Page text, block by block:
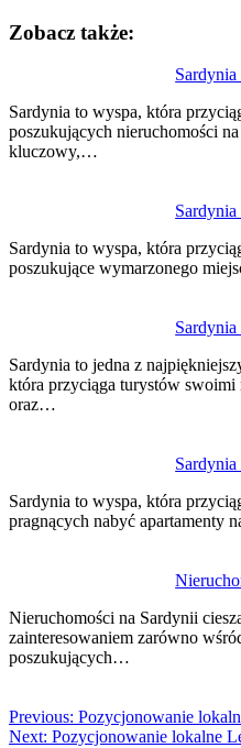
Zobacz także:
Sardynia
Sardynia to wyspa, która
poszukujących nieruchomości
kluczowy,…
Sardynia
Sardynia to wyspa, która
poszukujące wymarzonego
Sardynia
Sardynia to jedna z
która przyciąga turystów
oraz…
Sardynia
Sardynia to wyspa, która
pragnących nabyć apartamenty
Nieruchomości na Sardynii
zainteresowaniem zarówno
poszukujących…
wpisu
Previous: Pozycjonowanie
Next: Pozycjonowanie lokalne